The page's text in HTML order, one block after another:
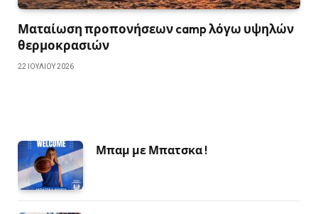
Ματαίωση προπονήσεων camp λόγω υψηλών
θερμοκρασιών
22 ΙΟΥΛΊΟΥ 2026
Μπαμ με Μπατσκα !